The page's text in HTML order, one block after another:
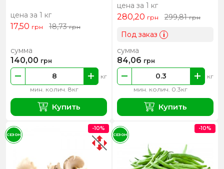
цена за 1 кг
17,50 грн 18,73грн
мин. колич. 8кг
кг
сумма
140,00 грн
Купить
цена за 1 кг
280,20 грн 299,81грн
Под заказ i
мин. колич. 0.3кг
кг
сумма
84,06 грн
Купить
-10%
СЕЗОН
-10%
СЕЗОН